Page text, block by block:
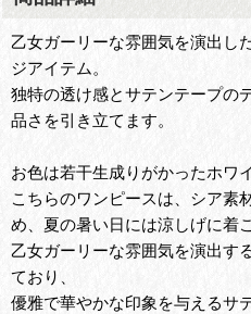
乙女ガーリーな雰囲気を演出し
ジアイテム。
独特の透け感とサテンテープの
品さを引き立てます。
お色は若干生成りがかったホワ
こちらのワンピースは、シア素
め、夏の暑い日には涼しげに着
乙女ガーリーな雰囲気を演出す
ており、
優雅で華やかな印象を与えるサ